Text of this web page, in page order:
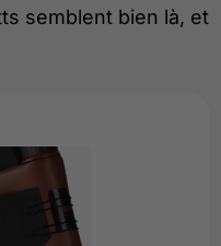
semblent bien là, et